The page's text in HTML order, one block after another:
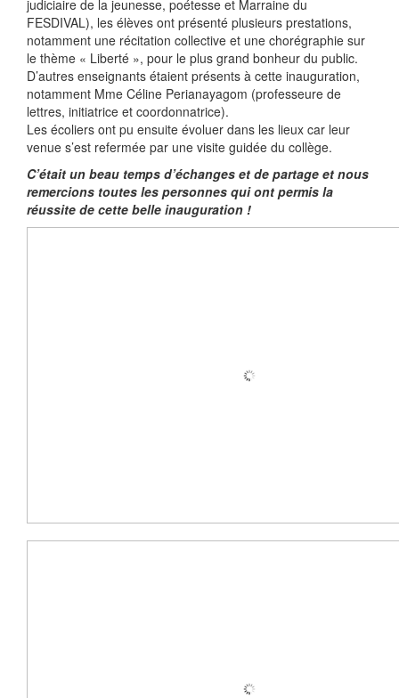
judiciaire de la jeunesse, poétesse et Marraine du
FESDIVAL), les élèves ont présenté plusieurs prestations,
notamment une récitation collective et une chorégraphie sur
le thème « Liberté », pour le plus grand bonheur du public.
D’autres enseignants étaient présents à cette inauguration,
notamment Mme Céline Perianayagom (professeure de
lettres, initiatrice et coordonnatrice).
Les écoliers ont pu ensuite évoluer dans les lieux car leur
venue s’est refermée par une visite guidée du collège.
C’était un beau temps d’échanges et de partage et nous
remercions toutes les personnes qui ont permis la
réussite de cette belle inauguration !